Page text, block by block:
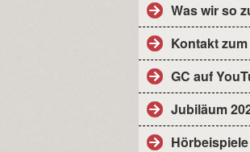
Was wir so
Kontakt
GC auf
Jubiläum